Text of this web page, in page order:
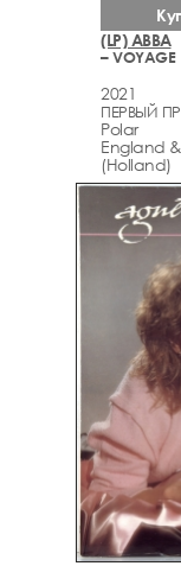
(LP) ABBA
– VOYAGE
2021
ПЕРВЫЙ
Polar
England
(Holland)